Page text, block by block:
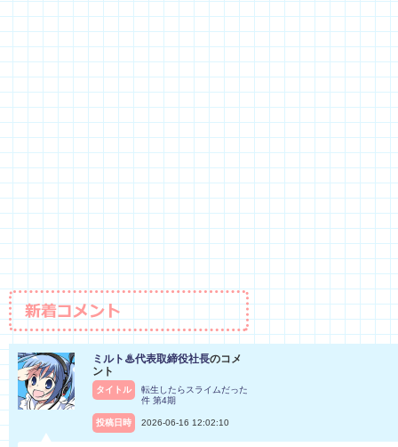
ミルト♨代表取締役社長のコメ
ント
タイトル
転生したらスライムだった
件 第4期
投稿日時 2026-06-16 12:02:10